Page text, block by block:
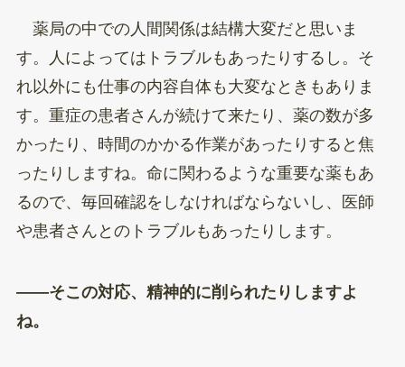
薬局の中での人間関係は結構大変だと思いま
す。人によってはトラブルもあったりするし。そ
れ以外にも仕事の内容自体も大変なときもありま
す。重症の患者さんが続けて来たり、薬の数が多
かったり、時間のかかる作業があったりすると焦
ったりしますね。命に関わるような重要な薬もあ
るので、毎回確認をしなければならないし、医師
や患者さんとのトラブルもあったりします。
——そこの対応、精神的に削られたりしますよ
ね。